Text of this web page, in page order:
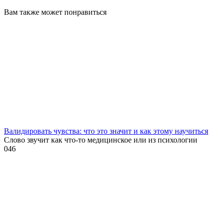
Вам также может понравиться
Валидировать чувства: что это значит и как этому научиться
Слово звучит как что-то медицинское или из психологии
046